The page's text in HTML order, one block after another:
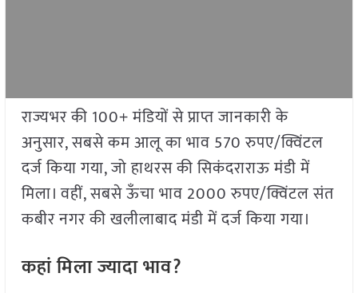
राज्यभर की 100+ मंडियों से प्राप्त जानकारी के
अनुसार, सबसे कम आलू का भाव 570 रुपए/क्विंटल
दर्ज किया गया, जो हाथरस की सिकंदराराऊ मंडी में
मिला। वहीं, सबसे ऊँचा भाव 2000 रुपए/क्विंटल संत
कबीर नगर की खलीलाबाद मंडी में दर्ज किया गया।
कहां मिला ज्यादा भाव?